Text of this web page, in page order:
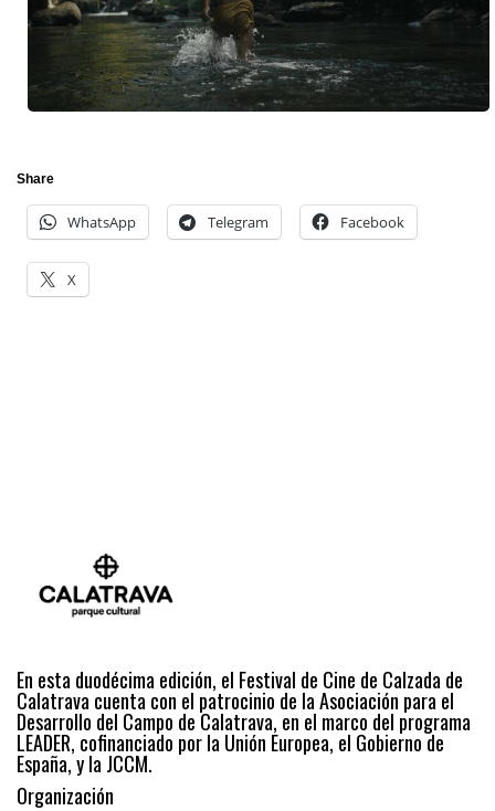
Share
WhatsApp Telegram Facebook
X
En esta duodécima edición, el Festival de Cine de Calzada de
Calatrava cuenta con el patrocinio de la Asociación para el
Desarrollo del Campo de Calatrava, en el marco del programa
LEADER, cofinanciado por la Unión Europea, el Gobierno de
España, y la JCCM.
Organización